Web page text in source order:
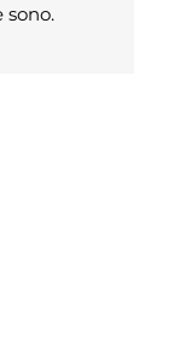
sono.